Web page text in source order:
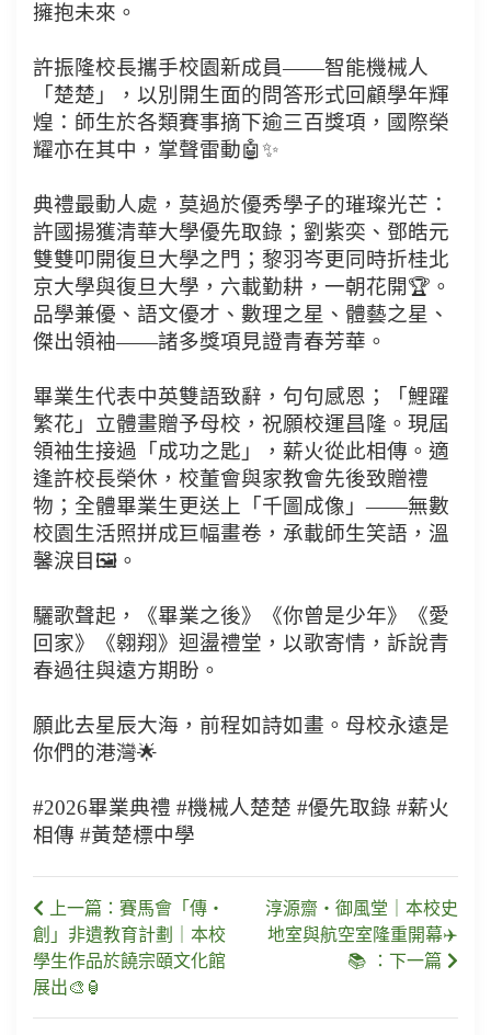
擁抱未來。
許振隆校長攜手校園新成員——智能機械人
「楚楚」，以別開生面的問答形式回顧學年輝
煌：師生於各類賽事摘下逾三百獎項，國際榮
耀亦在其中，掌聲雷動🤖✨
典禮最動人處，莫過於優秀學子的璀璨光芒：
許國揚獲清華大學優先取錄；劉紫奕、鄧皓元
雙雙叩開復旦大學之門；黎羽岑更同時折桂北
京大學與復旦大學，六載勤耕，一朝花開🏆。
品學兼優、語文優才、數理之星、體藝之星、
傑出領袖——諸多獎項見證青春芳華。
畢業生代表中英雙語致辭，句句感恩；「鯉躍
繁花」立體畫贈予母校，祝願校運昌隆。現屆
領袖生接過「成功之匙」，薪火從此相傳。適
逢許校長榮休，校董會與家教會先後致贈禮
物；全體畢業生更送上「千圖成像」——無數
校園生活照拼成巨幅畫卷，承載師生笑語，溫
馨淚目🖼️。
驪歌聲起，《畢業之後》《你曾是少年》《愛
回家》《翱翔》迴盪禮堂，以歌寄情，訴說青
春過往與遠方期盼。
願此去星辰大海，前程如詩如畫。母校永遠是
你們的港灣🌟
#2026畢業典禮 #機械人楚楚 #優先取錄 #薪火
相傳 #黃楚標中學
上一篇：賽馬會「傳・
創」非遺教育計劃｜本校
學生作品於饒宗頤文化館
展出🎨🏮
淳源齋・御風堂｜本校史
地室與航空室隆重開幕✈️
📚 ：下一篇